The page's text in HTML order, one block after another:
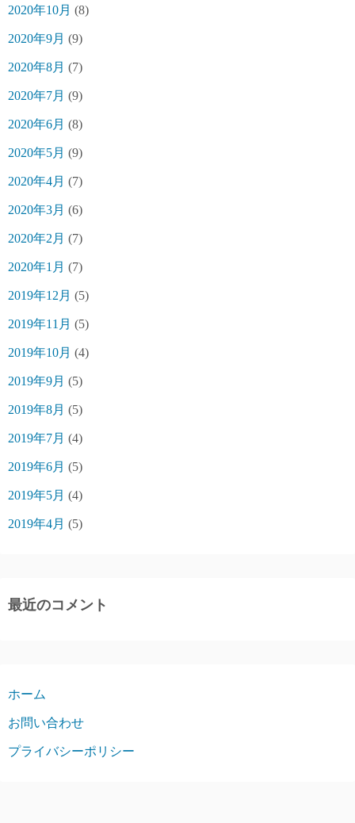
2020年10月 (8)
2020年9月 (9)
2020年8月 (7)
2020年7月 (9)
2020年6月 (8)
2020年5月 (9)
2020年4月 (7)
2020年3月 (6)
2020年2月 (7)
2020年1月 (7)
2019年12月 (5)
2019年11月 (5)
2019年10月 (4)
2019年9月 (5)
2019年8月 (5)
2019年7月 (4)
2019年6月 (5)
2019年5月 (4)
2019年4月 (5)
最近のコメント
ホーム
お問い合わせ
プライバシーポリシー